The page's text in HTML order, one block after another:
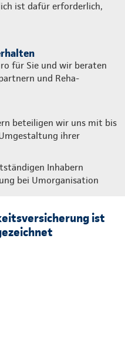
ist dafür erforderlich,
für Sie und wir beraten
und Reha-
beteiligen wir uns mit bis
ihrer
Inhabern
bei Umorganisation
ist